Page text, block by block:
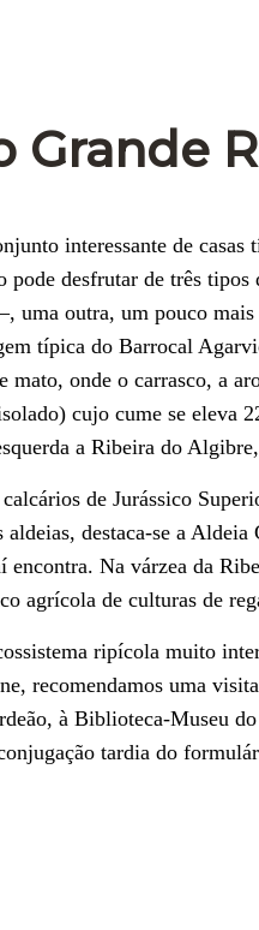
Grande
interessante de
desfrutar de três
uma outra, um pouco
típica do Barrocal
mato, onde o carrasco, a
cujo cume se eleva
a Ribeira do
de Jurássico
destaca-se a
encontra. Na várzea da
agrícola de culturas de
ripícola muito
recomendamos uma
à Biblioteca-Museu
tardia do